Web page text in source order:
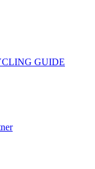
GUIDE